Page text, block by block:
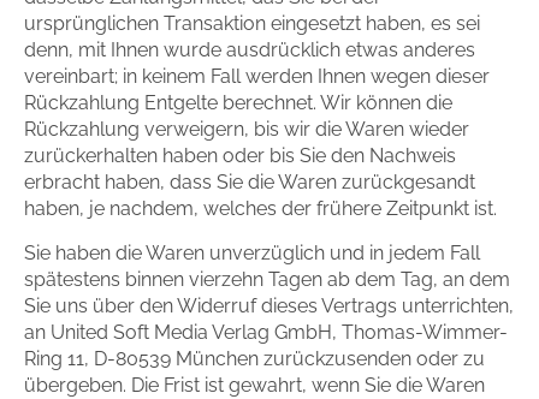
ursprünglichen Transaktion eingesetzt haben, es sei
denn, mit Ihnen wurde ausdrücklich etwas anderes
vereinbart; in keinem Fall werden Ihnen wegen dieser
Rückzahlung Entgelte berechnet. Wir können die
Rückzahlung verweigern, bis wir die Waren wieder
zurückerhalten haben oder bis Sie den Nachweis
erbracht haben, dass Sie die Waren zurückgesandt
haben, je nachdem, welches der frühere Zeitpunkt ist.
Sie haben die Waren unverzüglich und in jedem Fall
spätestens binnen vierzehn Tagen ab dem Tag, an dem
Sie uns über den Widerruf dieses Vertrags unterrichten,
an United Soft Media Verlag GmbH, Thomas-Wimmer-
Ring 11, D-80539 München zurückzusenden oder zu
übergeben. Die Frist ist gewahrt, wenn Sie die Waren